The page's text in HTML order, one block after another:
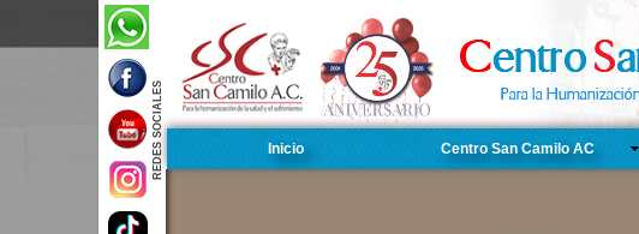
REDES SOCIALES Inicio Centro San Camilo AC